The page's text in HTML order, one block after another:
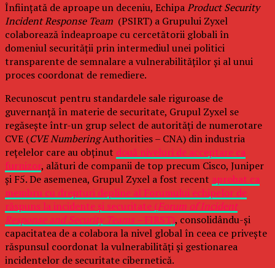
Înființată de aproape un deceniu, EchipaProduct Security
Incident Response Team (PSIRT) a Grupului Zyxel
colaborează îndeaproape cu cercetătorii globali în
domeniul securității prin intermediul unei politici
transparente de semnalare a vulnerabilităților și al unui
proces coordonat de remediere.
Recunoscut pentru standardele sale riguroase de
guvernanță în materie de securitate, Grupul Zyxel se
regăsește într-un grup select de autorități de numerotare
CVE (CVE NumberingAuthorities – CNA) din industria
rețelelor care au obținut două niveluri de acceptare ca
furnizor, alături de companii de top precum Cisco, Juniper
și F5. De asemenea, Grupul Zyxel a fost recent aprobat ca
membru cu drepturi depline al Forumului echipelor de
răspuns la incidente și securitate (Forum of Incident
Response and Security Teams –FIRST), consolidându-și
capacitatea de a colabora la nivel global în ceea ce privește
răspunsul coordonat la vulnerabilități și gestionarea
incidentelor de securitate cibernetică.